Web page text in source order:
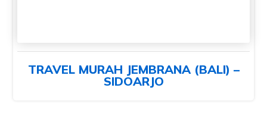
TRAVEL MURAH JEMBRANA (BALI) –
SIDOARJO